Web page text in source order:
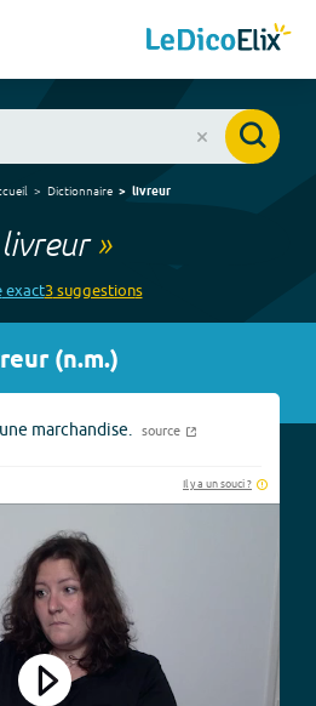
Dictionnaire livreur
livreur»
exact3suggestions
(n.m.)
marchandise. source
Il y a un souci ?
Play